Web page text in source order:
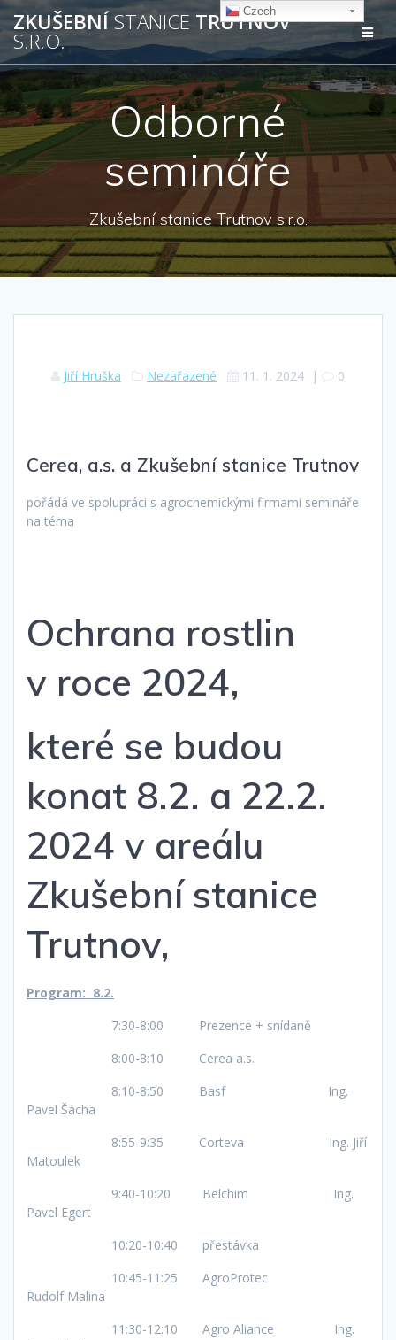
Přeskočit
na
obsah
ZKUŠEBNÍSTANICE TRUTNOV
S.R.O.
Odborné
semináře
Zkušební stanice Trutnov s.r.o.
Jiří Hruška Nezařazené 11. 1. 2024 | 0
Cerea, a.s. a Zkušební stanice Trutnov
pořádá ve spolupráci s agrochemickými firmami semináře
na téma
Ochrana rostlin
v roce 2024,
které se budou
konat 8.2. a 22.2.
2024 v areálu
Zkušební stanice
Trutnov,
Program: 8.2.
7:30-8:00 Prezence + snídaně
8:00-8:10 Cerea a.s.
8:10-8:50 Basf Ing.
Pavel Šácha
8:55-9:35 Corteva Ing. Jiří
Matoulek
9:40-10:20 Belchim Ing.
Pavel Egert
10:20-10:40 přestávka
10:45-11:25 AgroProtec
Rudolf Malina
11:30-12:10 Agro Aliance Ing.
Czech